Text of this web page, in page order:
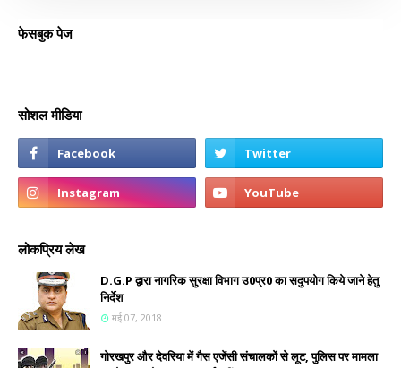
फेसबुक पेज
सोशल मीडिया
लोकप्रिय लेख
D.G.P द्वारा नागरिक सुरक्षा विभाग उ0प्र0 का सदुपयोग किये जाने हेतु
निर्देश
मई 07, 2018
गोरखपुर और देवरिया में गैस एजेंसी संचालकों से लूट, पुलिस पर मामला